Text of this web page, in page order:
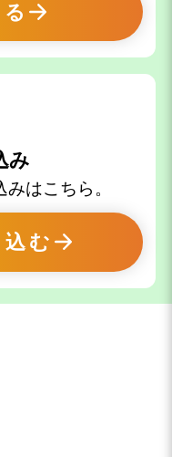
る
み
はこちら。
む